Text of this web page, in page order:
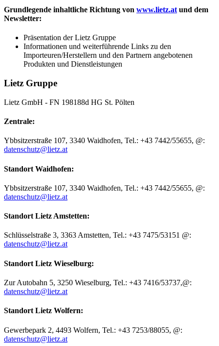
Grundlegende inhaltliche Richtung von www.lietz.at und dem
Newsletter:
Präsentation der Lietz Gruppe
Informationen und weiterführende Links zu den
Importeuren/Herstellern und den Partnern angebotenen
Produkten und Dienstleistungen
Lietz Gruppe
Lietz GmbH - FN 198188d HG St. Pölten
Zentrale:
Ybbsitzerstraße 107, 3340 Waidhofen, Tel.: +43 7442/55655, @:
datenschutz@lietz.at
Standort Waidhofen:
Ybbsitzerstraße 107, 3340 Waidhofen, Tel.: +43 7442/55655, @:
datenschutz@lietz.at
Standort Lietz Amstetten:
Schlüsselstraße 3, 3363 Amstetten, Tel.: +43 7475/53151 @:
datenschutz@lietz.at
Standort Lietz Wieselburg:
Zur Autobahn 5, 3250 Wieselburg, Tel.: +43 7416/53737,@:
datenschutz@lietz.at
Standort Lietz Wolfern:
Gewerbepark 2, 4493 Wolfern, Tel.: +43 7253/88055, @:
datenschutz@lietz.at